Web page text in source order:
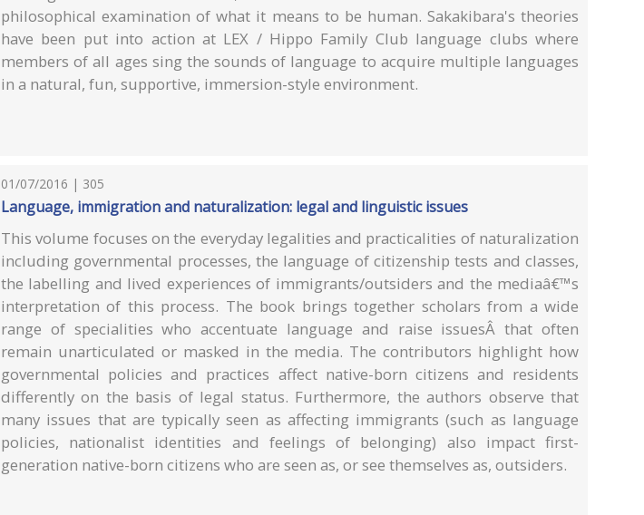
philosophical examination of what it means to be human. Sakakibara's theories
have been put into action at LEX / Hippo Family Club language clubs where
members of all ages sing the sounds of language to acquire multiple languages
in a natural, fun, supportive, immersion-style environment.
01/07/2016 | 305
Language, immigration and naturalization: legal and linguistic issues
This volume focuses on the everyday legalities and practicalities of naturalization
including governmental processes, the language of citizenship tests and classes,
the labelling and lived experiences of immigrants/outsiders and the mediaâ€™s
interpretation of this process. The book brings together scholars from a wide
range of specialities who accentuate language and raise issuesÂ that often
remain unarticulated or masked in the media. The contributors highlight how
governmental policies and practices affect native-born citizens and residents
differently on the basis of legal status. Furthermore, the authors observe that
many issues that are typically seen as affecting immigrants (such as language
policies, nationalist identities and feelings of belonging) also impact first-
generation native-born citizens who are seen as, or see themselves as, outsiders.